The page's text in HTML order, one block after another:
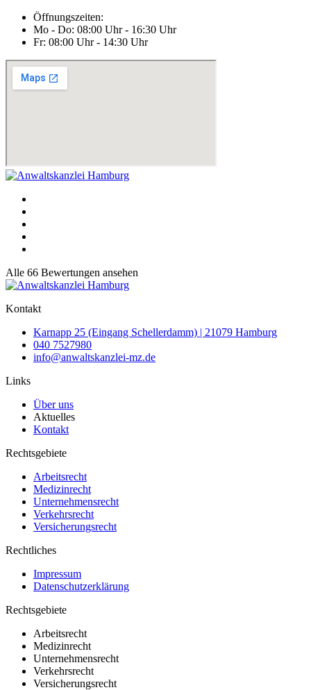
Öffnungszeiten:
Mo - Do: 08:00 Uhr - 16:30 Uhr
Fr: 08:00 Uhr - 14:30 Uhr
Alle 66 Bewertungen ansehen
Kontakt
Karnapp 25 (Eingang Schellerdamm) | 21079 Hamburg
040 7527980
info@anwaltskanzlei-mz.de
Links
Über uns
Aktuelles
Kontakt
Rechtsgebiete
Arbeitsrecht
Medizinrecht
Unternehmensrecht
Verkehrsrecht
Versicherungsrecht
Rechtliches
Impressum
Datenschutzerklärung
Rechtsgebiete
Arbeitsrecht
Medizinrecht
Unternehmensrecht
Verkehrsrecht
Versicherungsrecht